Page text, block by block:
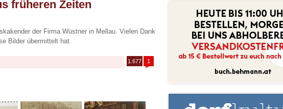
früheren Zeiten
der Firma Wüstner in Mellau. Vielen Dank
Bilder übermittelt hat.
1.677 1